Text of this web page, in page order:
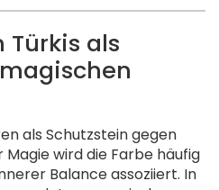
Türkis als
als Schutzstein gegen
Magie wird die Farbe häufig
Balance assoziiert. In